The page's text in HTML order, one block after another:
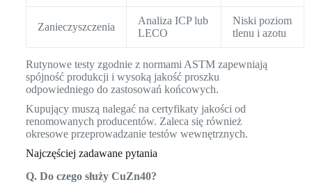
Zanieczyszczenia
Analiza ICP lub
LECO
Niski poziom
tlenu i azotu
Rutynowe testy zgodnie z normami ASTM zapewniają
spójność produkcji i wysoką jakość proszku
odpowiedniego do zastosowań końcowych.
Kupujący muszą nalegać na certyfikaty jakości od
renomowanych producentów. Zaleca się również
okresowe przeprowadzanie testów wewnętrznych.
Najczęściej zadawane pytania
Q. Do czego służy CuZn40?